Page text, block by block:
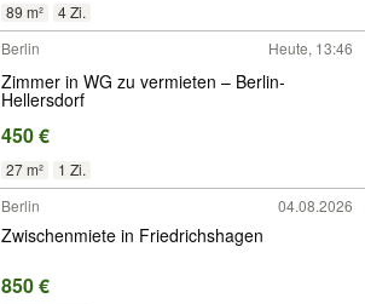
89 m²
4 Zi.
Berlin
Heute, 13:46
Zimmer in WG zu vermieten – Berlin-
Hellersdorf
450 €
27 m²
1 Zi.
Berlin
04.08.2026
Zwischenmiete in Friedrichshagen
850 €